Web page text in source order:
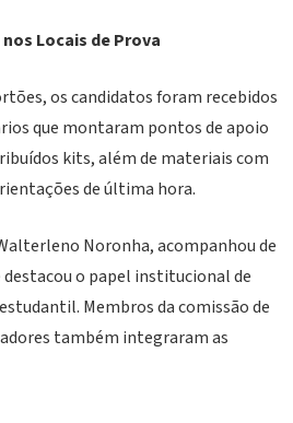
Locais de Prova
os candidatos foram recebidos
que montaram pontos de apoio
kits, além de materiais com
de última hora.
Noronha, acompanhou de
o papel institucional de
Membros da comissão de
também integraram as